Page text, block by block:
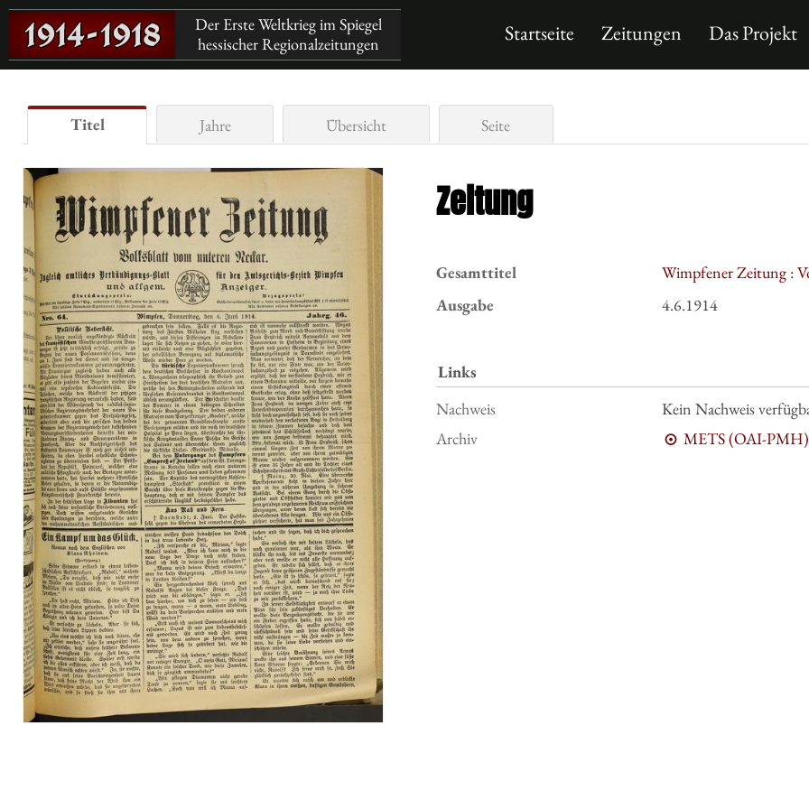
Der Erste Weltkrieg im Spiegel
hessischer Regionalzeitungen
Startseite Zeitungen Das Projekt
Titel Jahre Übersicht Seite
Zeitung
Gesamttitel
Wimpfener Zeitung :
Ausgabe
4.6.1914
Links
Nachweis
Kein Nachweis
Archiv
METS (OAI-PMH)